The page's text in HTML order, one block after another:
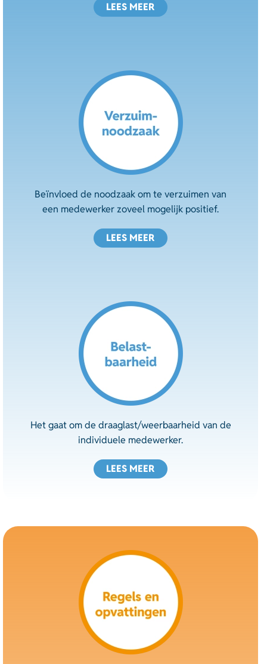
LEES MEER
Beïnvloed de noodzaak om te verzuimen van
een medewerker zoveel mogelijk positief.
LEES MEER
Het gaat om de draaglast/weerbaarheid van de
individuele medewerker.
LEES MEER